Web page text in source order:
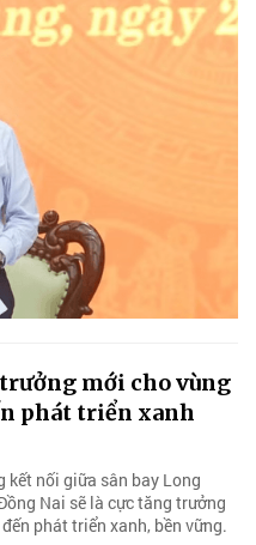
mới cho vùng
phát triển xanh
kết nối giữa sân bay Long
Nai sẽ là cực tăng trưởng
phát triển xanh, bền vững.